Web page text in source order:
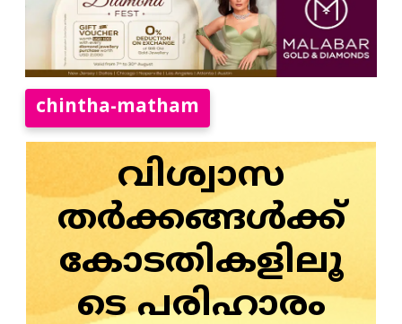
chintha-matham
വിശ്വാസ
തര്‍ക്കങ്ങള്‍ക്ക്
കോടതികളിലൂ
ടെ പരിഹാരം